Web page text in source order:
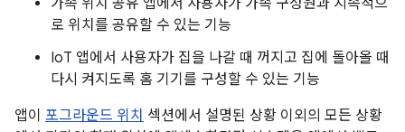
가족 위치 공유 앱에서 사용자가 가족 구성원과 지속적으
로 위치를 공유할 수 있는 기능
IoT 앱에서 사용자가 집을 나갈 때 꺼지고 집에 돌아올 때
다시 켜지도록 홈 기기를 구성할 수 있는 기능
앱이 포그라운드 위치 섹션에서 설명된 상황 이외의 모든 상황